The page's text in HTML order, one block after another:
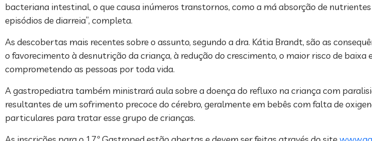
bacteriana intestinal, o que causa inúmeros transtornos, como a má absorção de
episódios de diarreia”, completa.
As descobertas mais recentes sobre o assunto, segundo a dra. Kátia Brandt, são as
o favorecimento à desnutrição da criança, à redução do crescimento, o maior risco de
comprometendo as pessoas por toda vida.
A gastropediatra também ministrará aula sobre a doença do refluxo na criança com
resultantes de um sofrimento precoce do cérebro, geralmente em bebês com falta de
particulares para tratar esse grupo de crianças.